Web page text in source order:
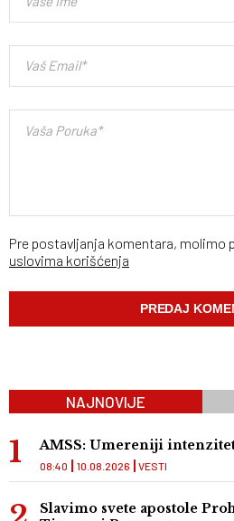
Pre postavljanja komentara, molimo
uslovima korišćenja
NAJNOVIJE
AMSS: Umereniji intenzitet
VESTI
08:40 10.08.2026
Slavimo svete apostole